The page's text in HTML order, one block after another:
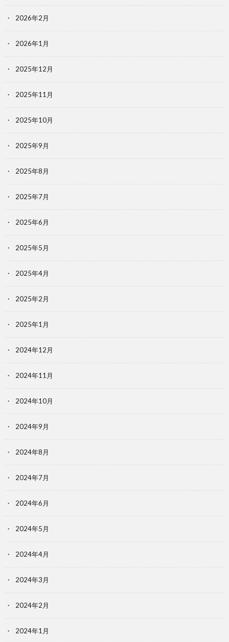
2026年2月
2026年1月
2025年12月
2025年11月
2025年10月
2025年9月
2025年8月
2025年7月
2025年6月
2025年5月
2025年4月
2025年2月
2025年1月
2024年12月
2024年11月
2024年10月
2024年9月
2024年8月
2024年7月
2024年6月
2024年5月
2024年4月
2024年3月
2024年2月
2024年1月